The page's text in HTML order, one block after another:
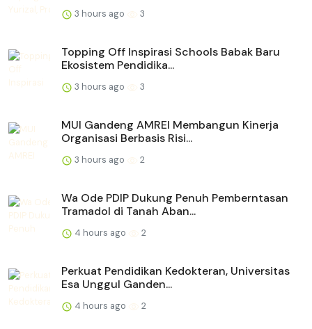
3 hours ago 3
Topping Off Inspirasi Schools Babak Baru
Ekosistem Pendidika...
3 hours ago 3
MUI Gandeng AMREI Membangun Kinerja
Organisasi Berbasis Risi...
3 hours ago 2
Wa Ode PDIP Dukung Penuh Pemberntasan
Tramadol di Tanah Aban...
4 hours ago 2
Perkuat Pendidikan Kedokteran, Universitas
Esa Unggul Ganden...
4 hours ago 2